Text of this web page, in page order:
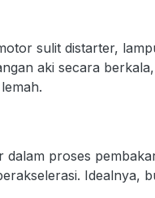
sulit distarter,
aki secara
proses
Idealnya,